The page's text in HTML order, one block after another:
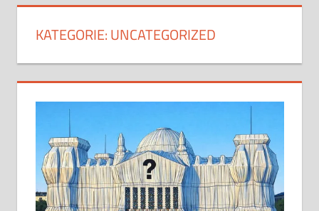
Gegner
KATEGORIE:UNCATEGORIZED